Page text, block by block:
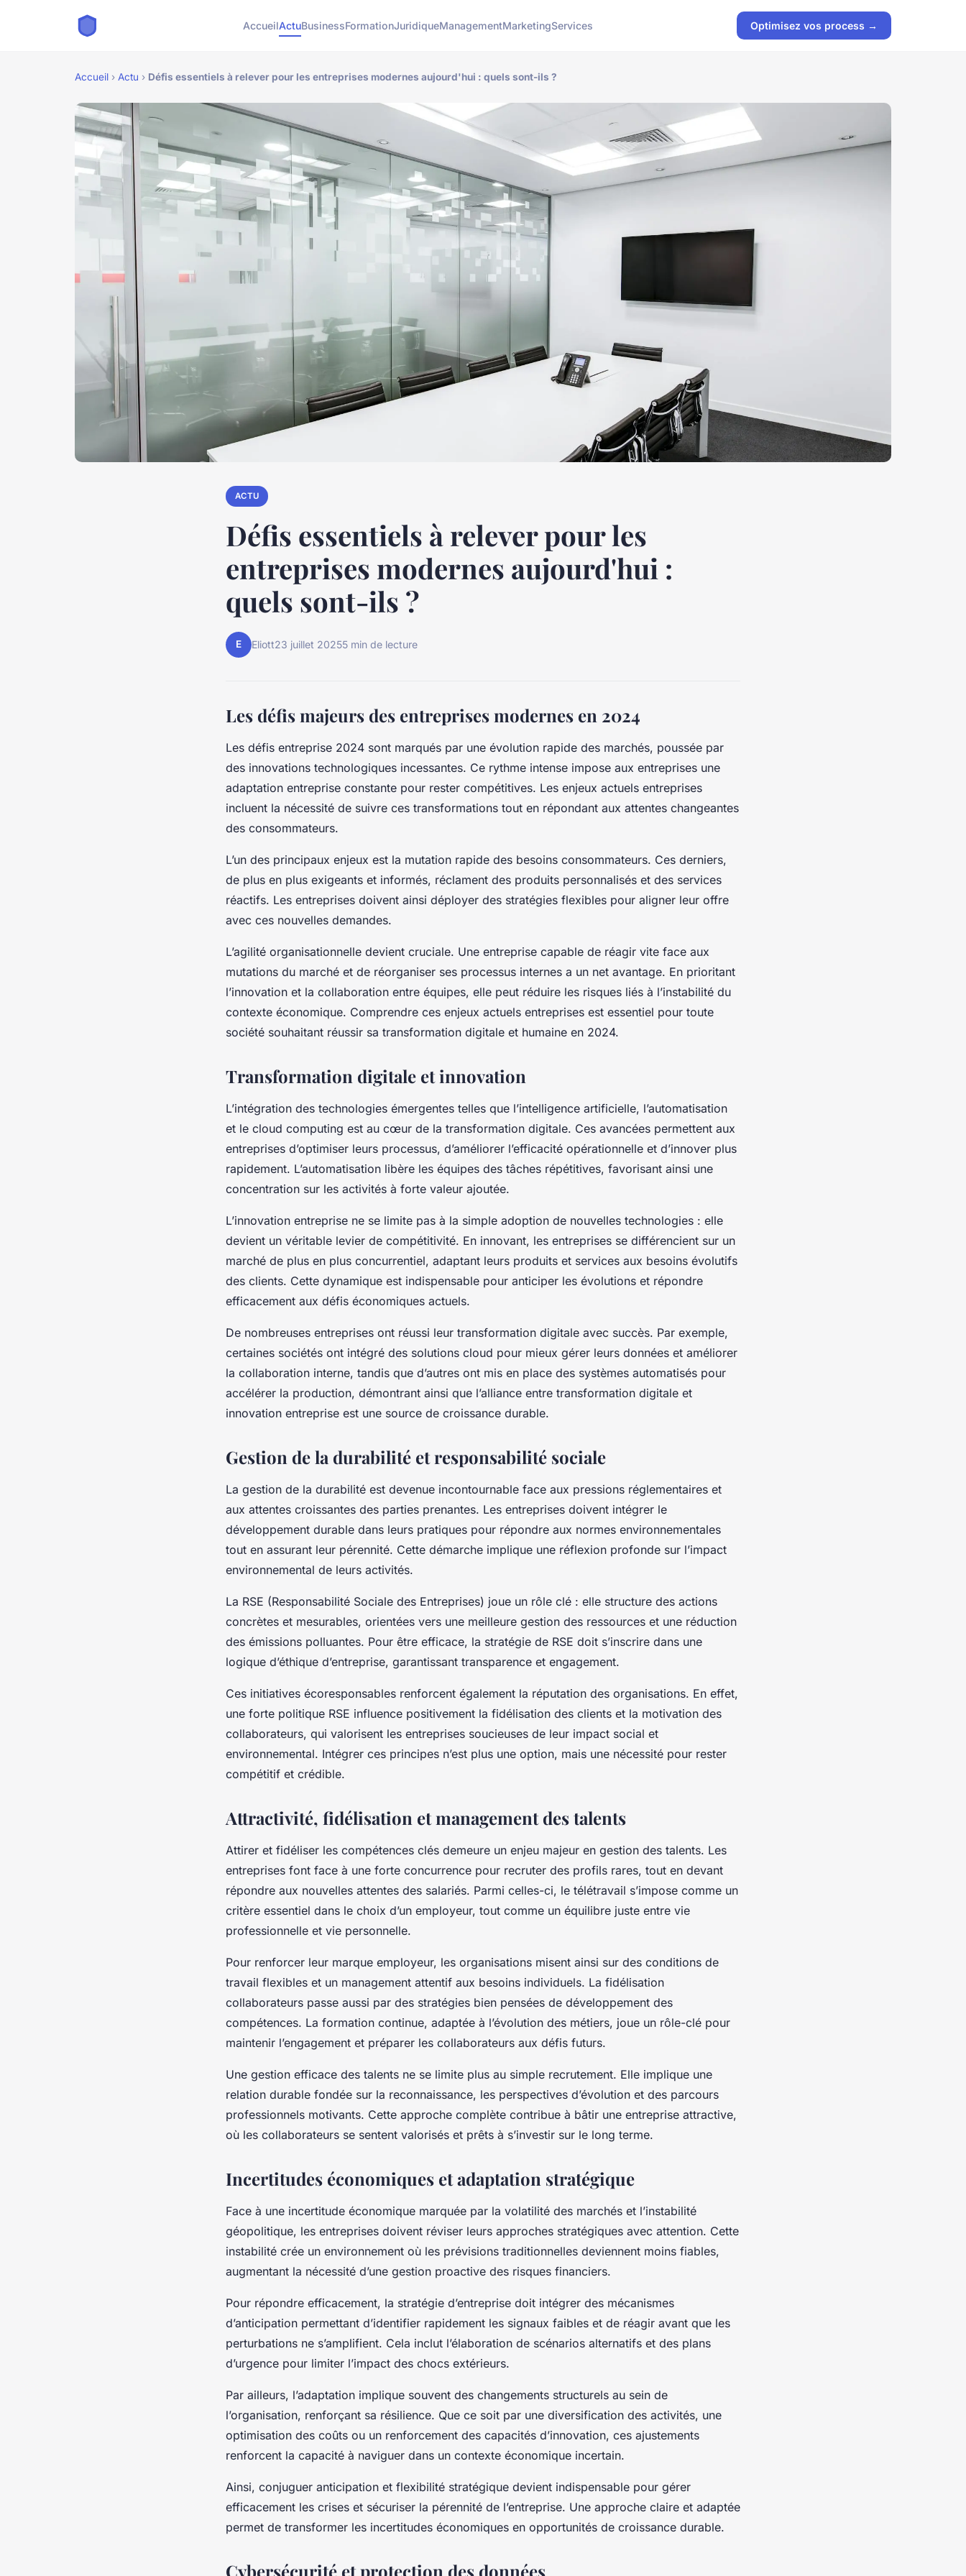
AccueilActuBusinessFormationJuridiqueManagementMarketingServices Optimisez vos process →
Accueil › Actu › Défis essentiels à relever pour les entreprises modernes aujourd'hui : quels sont-ils ?
ACTU
Défis essentiels à relever pour les
entreprises modernes aujourd'hui :
quels sont-ils ?
E Eliott23 juillet 20255 min de lecture
Les défis majeurs des entreprises modernes en 2024
Les défis entreprise 2024 sont marqués par une évolution rapide des marchés, poussée par
des innovations technologiques incessantes. Ce rythme intense impose aux entreprises une
adaptation entreprise constante pour rester compétitives. Les enjeux actuels entreprises
incluent la nécessité de suivre ces transformations tout en répondant aux attentes changeantes
des consommateurs.
L’un des principaux enjeux est la mutation rapide des besoins consommateurs. Ces derniers,
de plus en plus exigeants et informés, réclament des produits personnalisés et des services
réactifs. Les entreprises doivent ainsi déployer des stratégies flexibles pour aligner leur offre
avec ces nouvelles demandes.
L’agilité organisationnelle devient cruciale. Une entreprise capable de réagir vite face aux
mutations du marché et de réorganiser ses processus internes a un net avantage. En prioritant
l’innovation et la collaboration entre équipes, elle peut réduire les risques liés à l’instabilité du
contexte économique. Comprendre ces enjeux actuels entreprises est essentiel pour toute
société souhaitant réussir sa transformation digitale et humaine en 2024.
Transformation digitale et innovation
L’intégration des technologies émergentes telles que l’intelligence artificielle, l’automatisation
et le cloud computing est au cœur de la transformation digitale. Ces avancées permettent aux
entreprises d’optimiser leurs processus, d’améliorer l’efficacité opérationnelle et d’innover plus
rapidement. L’automatisation libère les équipes des tâches répétitives, favorisant ainsi une
concentration sur les activités à forte valeur ajoutée.
L’innovation entreprise ne se limite pas à la simple adoption de nouvelles technologies : elle
devient un véritable levier de compétitivité. En innovant, les entreprises se différencient sur un
marché de plus en plus concurrentiel, adaptant leurs produits et services aux besoins évolutifs
des clients. Cette dynamique est indispensable pour anticiper les évolutions et répondre
efficacement aux défis économiques actuels.
De nombreuses entreprises ont réussi leur transformation digitale avec succès. Par exemple,
certaines sociétés ont intégré des solutions cloud pour mieux gérer leurs données et améliorer
la collaboration interne, tandis que d’autres ont mis en place des systèmes automatisés pour
accélérer la production, démontrant ainsi que l’alliance entre transformation digitale et
innovation entreprise est une source de croissance durable.
Gestion de la durabilité et responsabilité sociale
La gestion de la durabilité est devenue incontournable face aux pressions réglementaires et
aux attentes croissantes des parties prenantes. Les entreprises doivent intégrer le
développement durable dans leurs pratiques pour répondre aux normes environnementales
tout en assurant leur pérennité. Cette démarche implique une réflexion profonde sur l’impact
environnemental de leurs activités.
La RSE (Responsabilité Sociale des Entreprises) joue un rôle clé : elle structure des actions
concrètes et mesurables, orientées vers une meilleure gestion des ressources et une réduction
des émissions polluantes. Pour être efficace, la stratégie de RSE doit s’inscrire dans une
logique d’éthique d’entreprise, garantissant transparence et engagement.
Ces initiatives écoresponsables renforcent également la réputation des organisations. En effet,
une forte politique RSE influence positivement la fidélisation des clients et la motivation des
collaborateurs, qui valorisent les entreprises soucieuses de leur impact social et
environnemental. Intégrer ces principes n’est plus une option, mais une nécessité pour rester
compétitif et crédible.
Attractivité, fidélisation et management des talents
Attirer et fidéliser les compétences clés demeure un enjeu majeur en gestion des talents. Les
entreprises font face à une forte concurrence pour recruter des profils rares, tout en devant
répondre aux nouvelles attentes des salariés. Parmi celles-ci, le télétravail s’impose comme un
critère essentiel dans le choix d’un employeur, tout comme un équilibre juste entre vie
professionnelle et vie personnelle.
Pour renforcer leur marque employeur, les organisations misent ainsi sur des conditions de
travail flexibles et un management attentif aux besoins individuels. La fidélisation
collaborateurs passe aussi par des stratégies bien pensées de développement des
compétences. La formation continue, adaptée à l’évolution des métiers, joue un rôle-clé pour
maintenir l’engagement et préparer les collaborateurs aux défis futurs.
Une gestion efficace des talents ne se limite plus au simple recrutement. Elle implique une
relation durable fondée sur la reconnaissance, les perspectives d’évolution et des parcours
professionnels motivants. Cette approche complète contribue à bâtir une entreprise attractive,
où les collaborateurs se sentent valorisés et prêts à s’investir sur le long terme.
Incertitudes économiques et adaptation stratégique
Face à une incertitude économique marquée par la volatilité des marchés et l’instabilité
géopolitique, les entreprises doivent réviser leurs approches stratégiques avec attention. Cette
instabilité crée un environnement où les prévisions traditionnelles deviennent moins fiables,
augmentant la nécessité d’une gestion proactive des risques financiers.
Pour répondre efficacement, la stratégie d’entreprise doit intégrer des mécanismes
d’anticipation permettant d’identifier rapidement les signaux faibles et de réagir avant que les
perturbations ne s’amplifient. Cela inclut l’élaboration de scénarios alternatifs et des plans
d’urgence pour limiter l’impact des chocs extérieurs.
Par ailleurs, l’adaptation implique souvent des changements structurels au sein de
l’organisation, renforçant sa résilience. Que ce soit par une diversification des activités, une
optimisation des coûts ou un renforcement des capacités d’innovation, ces ajustements
renforcent la capacité à naviguer dans un contexte économique incertain.
Ainsi, conjuguer anticipation et flexibilité stratégique devient indispensable pour gérer
efficacement les crises et sécuriser la pérennité de l’entreprise. Une approche claire et adaptée
permet de transformer les incertitudes économiques en opportunités de croissance durable.
Cybersécurité et protection des données